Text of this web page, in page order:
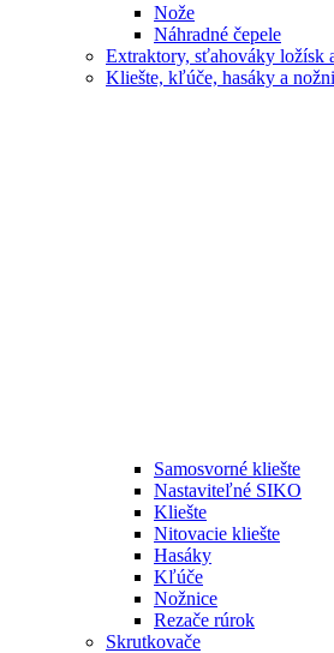
Nože
Náhradné čepele
Extraktory, sťahováky ložísk
Kliešte, kľúče, hasáky a
Samosvorné kliešte
Nastaviteľné SIKO
Kliešte
Nitovacie kliešte
Hasáky
Kľúče
Nožnice
Rezače rúrok
Skrutkovače